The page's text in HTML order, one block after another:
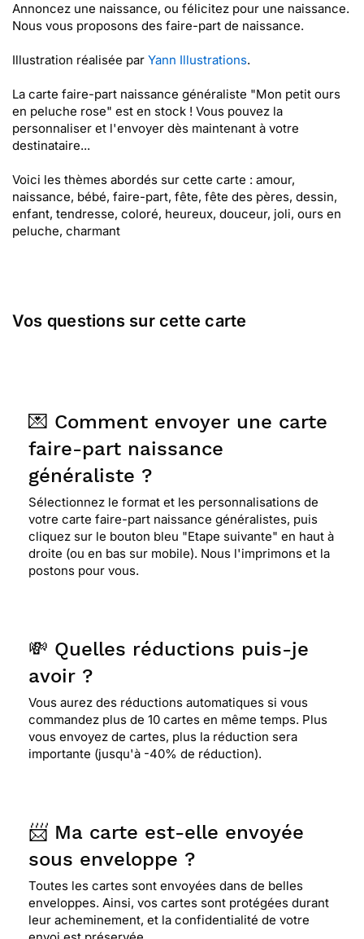
Annoncez une naissance, ou félicitez pour une naissance.
Nous vous proposons des faire-part de naissance.
Illustration réalisée par Yann Illustrations.
La carte faire-part naissance généraliste "Mon petit ours
en peluche rose" est en stock ! Vous pouvez la
personnaliser et l'envoyer dès maintenant à votre
destinataire...
Voici les thèmes abordés sur cette carte : amour,
naissance, bébé, faire-part, fête, fête des pères, dessin,
enfant, tendresse, coloré, heureux, douceur, joli, ours en
peluche, charmant
Vos questions sur cette carte
💌 Comment envoyer une carte
faire-part naissance
généraliste ?
Sélectionnez le format et les personnalisations de
votre carte faire-part naissance généralistes, puis
cliquez sur le bouton bleu "Etape suivante" en haut à
droite (ou en bas sur mobile). Nous l'imprimons et la
postons pour vous.
💸 Quelles réductions puis-je
avoir ?
Vous aurez des réductions automatiques si vous
commandez plus de 10 cartes en même temps. Plus
vous envoyez de cartes, plus la réduction sera
importante (jusqu'à -40% de réduction).
📨 Ma carte est-elle envoyée
sous enveloppe ?
Toutes les cartes sont envoyées dans de belles
enveloppes. Ainsi, vos cartes sont protégées durant
leur acheminement, et la confidentialité de votre